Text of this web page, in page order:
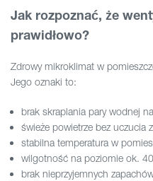
Jak rozpoznać, że
prawidłowo?
Zdrowy mikroklimat w
Jego oznaki to:
brak skraplania pary wodnej
świeże powietrze bez uczucia
stabilna temperatura w
wilgotność na poziomie ok.
brak nieprzyjemnych